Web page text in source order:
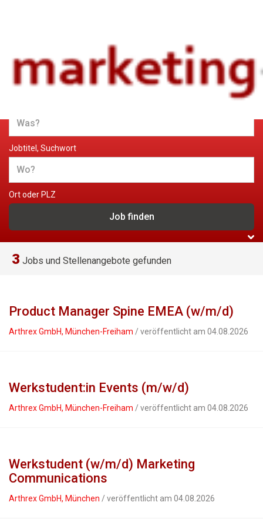
Jobs und Stellenangebote im
Marketing
Jobtitel, Suchwort
Ort oder PLZ
3 Jobs und Stellenangebote gefunden
Product Manager Spine EMEA (w/m/d)
Arthrex GmbH, München-Freiham / veröffentlicht am 04.08.2026
Werkstudent:in Events (m/w/d)
Arthrex GmbH, München-Freiham / veröffentlicht am 04.08.2026
Werkstudent (w/m/d) Marketing
Communications
Arthrex GmbH, München / veröffentlicht am 04.08.2026